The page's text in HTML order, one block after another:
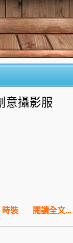
意攝影服
閱讀全文...
時裝